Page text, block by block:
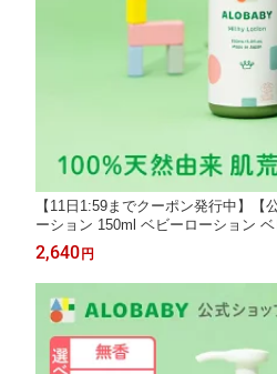
【11日1:59までクーポン発行中】【
ーション 150ml ベビーローション
ア ベビークリーム 乳液 赤ちゃん 新
ク 国産 無添加 保湿 ALOBABY
2,640 円